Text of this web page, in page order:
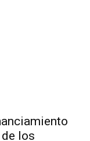
los